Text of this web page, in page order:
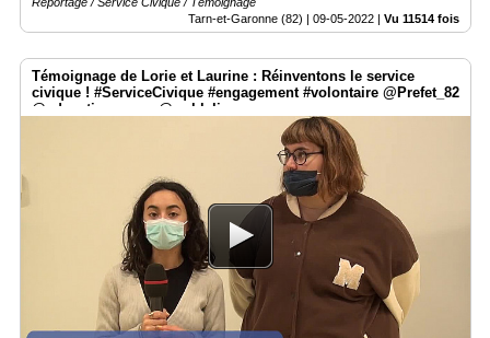
Tarn-et-Garonne (82) | 09-05-2022 Vu 11514 fois
Témoignage de Lorie et Laurine : Réinventons le service
civique ! #ServiceCivique #engagement #volontaire @Prefet_82
@education_gouv @weblaligue